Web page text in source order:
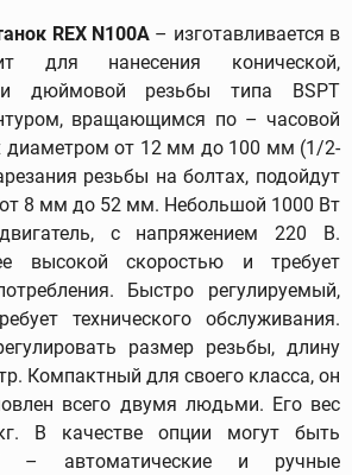
REX N100A – изготавливается в
для нанесения конической,
и дюймовой резьбы типа BSPT
вращающимся по – часовой
диаметром от 12 мм до 100 мм (1/2-
резьбы на болтах, подойдут
8 мм до 52 мм. Небольшой 1000 Вт
с напряжением 220 В.
высокой скоростью и требует
Быстро регулируемый,
технического обслуживания.
размер резьбы, длину
Компактный для своего класса, он
всего двумя людьми. Его вес
В качестве опции могут быть
– автоматические и ручные